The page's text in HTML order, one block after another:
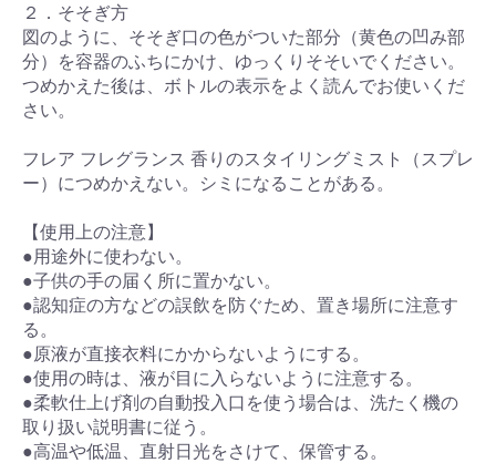
２．そそぎ方
図のように、そそぎ口の色がついた部分（黄色の凹み部
分）を容器のふちにかけ、ゆっくりそそいでください。
つめかえた後は、ボトルの表示をよく読んでお使いくだ
さい。
フレア フレグランス 香りのスタイリングミスト（スプレ
ー）につめかえない。シミになることがある。
【使用上の注意】
●用途外に使わない。
●子供の手の届く所に置かない。
●認知症の方などの誤飲を防ぐため、置き場所に注意す
る。
●原液が直接衣料にかからないようにする。
●使用の時は、液が目に入らないように注意する。
●柔軟仕上げ剤の自動投入口を使う場合は、洗たく機の
取り扱い説明書に従う。
●高温や低温、直射日光をさけて、保管する。